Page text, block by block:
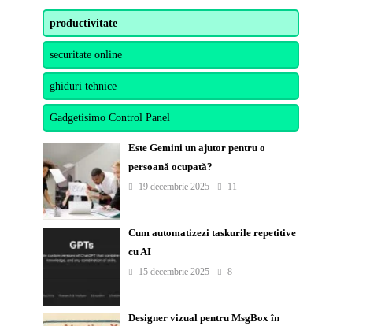
productivitate
securitate online
ghiduri tehnice
Gadgetisimo Control Panel
Este Gemini un ajutor pentru o
persoană ocupată?
19 decembrie 2025 11
Cum automatizezi taskurile repetitive
cu AI
15 decembrie 2025 8
Designer vizual pentru MsgBox în